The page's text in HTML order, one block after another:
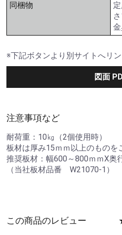
同梱物
※下記ボタンより別サイトへリ
図面
注意事項など
耐荷重：10㎏（2個使用時）
板材は厚み15ｍｍ以上のものを
推奨板材：幅600～800ｍｍⅩ奥
（当社板材品番 W21070-1）
この商品のレビュー